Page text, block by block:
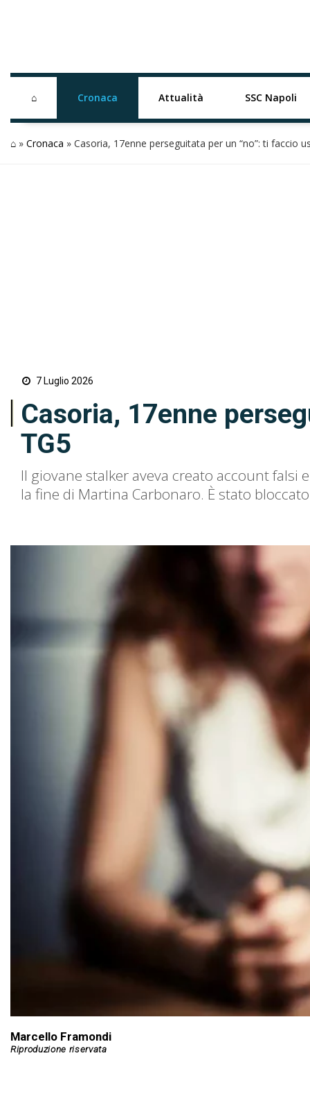
⌂ Cronaca Attualità SSC Napoli
⌂ » Cronaca » Casoria, 17enne perseguitata per un “no”: ti faccio
7 Luglio 2026
Casoria, 17enne
TG5
Il giovane stalker aveva creato account
la fine di Martina Carbonaro. È stato
Marcello Framondi